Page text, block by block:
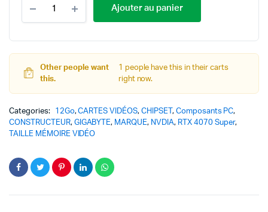
Ajouter au panier
Other people want
this.
1 people have this in their carts
right now.
Categories: 12Go,CARTES VIDÉOS,CHIPSET , Composants PC,
CONSTRUCTEUR, GIGABYTE, MARQUE, NVDIA, RTX 4070 Super,
TAILLE MÉMOIRE VIDÉO